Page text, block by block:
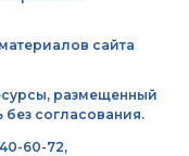
сайта
размещенный
согласования.
60-72,